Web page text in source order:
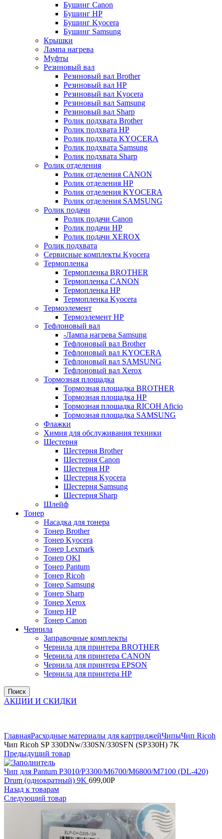
Бушинг Canon
Бушинг HP
Бушинг Kyocera
Бушинг Samsung
Крышки
Лампа нагрева
Муфты
Резиновый вал
Резиновый вал Brother
Резиновый вал HP
Резиновый вал Kyocera
Резиновый вал Samsung
Резиновый вал Sharp
Ролик подхвата Brother
Ролик подхвата HP
Ролик подхвата KYOCERA
Ролик подхвата Samsung
Ролик подхвата Sharp
Ролик отделения
Ролик отделения CANON
Ролик отделения HP
Ролик отделения KYOCERA
Ролик отделения SAMSUNG
Ролик подачи
Ролик подачи Canon
Ролик подачи HP
Ролик подачи XEROX
Ролик подхвата
Сервисные комплекты Kyocera
Термопленка
Термопленка BROTHER
Термопленка CANON
Термопленка HP
Термопленка Kyocera
Термоэлемент
Термоэлемент НР
Тефлоновый вал
-Лампа нагрева Samsung
Тефлоновый вал Brother
Тефлоновый вал KYOCERA
Тефлоновый вал SAMSUNG
Тефлоновый вал Xerox
Тормозная площадка
Тормозная площадка BROTHER
Тормозная площадка HP
Тормозная площадка RICOH Aficio
Тормозная площадка SAMSUNG
Флажки
Химия для обслуживания техники
Шестерня
Шестерня Brother
Шестерня Canon
Шестерня HP
Шестерня Kyocera
Шестерня Samsung
Шестерня Sharp
Шлейф
Тонер
Насадка для тонера
Тонер Brother
Тонер Kyocera
Тонер Lexmark
Тонер OKI
Тонер Pantum
Тонер Ricoh
Тонер Samsung
Тонер Sharp
Тонер Xerox
Тонер НР
Тонер Саnon
Чернила
Заправочные комплекты
Чернила для принтера BROTHER
Чернила для принтера CANON
Чернила для принтера EPSON
Чернила для принтера HP
Поиск
АКЦИИ И СКИДКИ
ГлавнаяРасходные материалы для картриджейЧипыЧип Ricoh
Чип Ricoh SP 330DNw/330SN/330SFN (SP330H) 7K
Предыдущий товар
Чип для Pantum P3010/P3300/M6700/M6800/M7100 (DL-420)
Drum (однократный) 9K 699,00Р
Назад к товарам
Следующий товар